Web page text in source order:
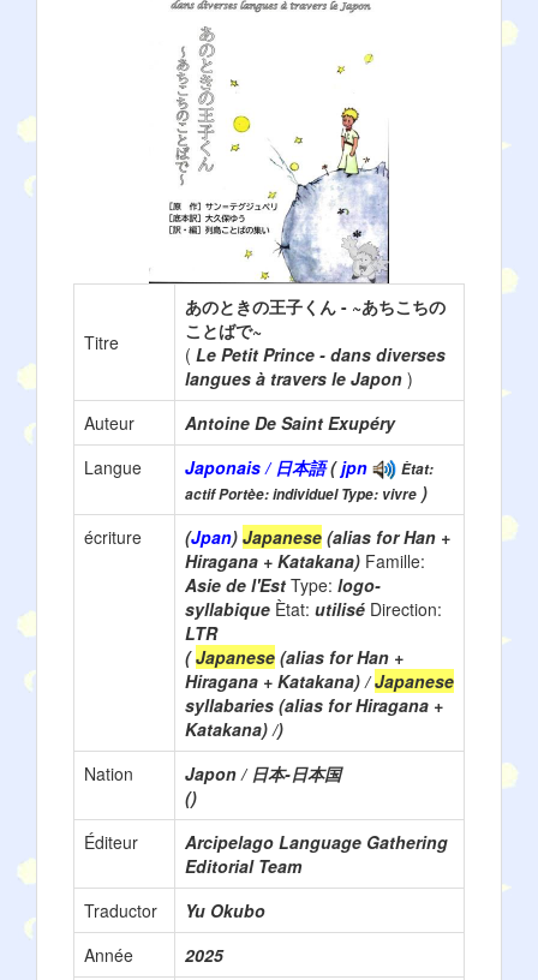
Titre
あのときの王子くん - ~あちこちの
ことばで~
( Le Petit Prince - dans diverses
langues à travers le Japon )
Auteur
Antoine De Saint Exupéry
Langue
Japonais / 日本語(jpn
Ètat:
actif Portèe: individuel Type: vivre )
écriture
(Jpan) Japanese (alias for Han +
Hiragana + Katakana) Famille:
Asie de l'Est Type: logo-
syllabique Ètat: utilisé Direction:
LTR
(Japanese (alias for Han +
Hiragana + Katakana) /Japanese
syllabaries (alias for Hiragana +
Katakana) /)
Nation
Japon / 日本-日本国
()
Éditeur
Arcipelago Language Gathering
Editorial Team
Traductor
Yu Okubo
Année
2025